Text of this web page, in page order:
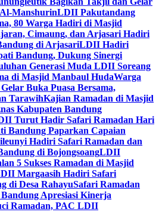
ManshurinLDII Pakutandang
80 Warga Hadiri di Masjid
Cimaung, dan Arjasari Hadiri
di ArjasariLDII Hadiri
Bandung, Dukung Sinergi
Generasi Muda LDII Soreang
di Masjid Manbaul HudaWarga
Buka Puasa Bersama,
TarawihKajian Ramadan di Masjid
Kabupaten Bandung
Turut Hadir Safari Ramadan Hari
Bandung Paparkan Capaian
Hadiri Safari Ramadan dan
di BojongsoangLDII
5 Sukses Ramadan di Masjid
Margaasih Hadiri Safari
di Desa RahayuSafari Ramadan
Apresiasi Kinerja
Ramadan, PAC LDII